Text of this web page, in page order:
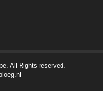
All Rights reserved.